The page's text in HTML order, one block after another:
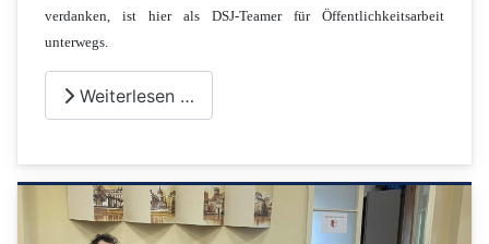
verdanken, ist hier als DSJ-Teamer für Öffentlichkeitsarbeit
unterwegs.
Weiterlesen …